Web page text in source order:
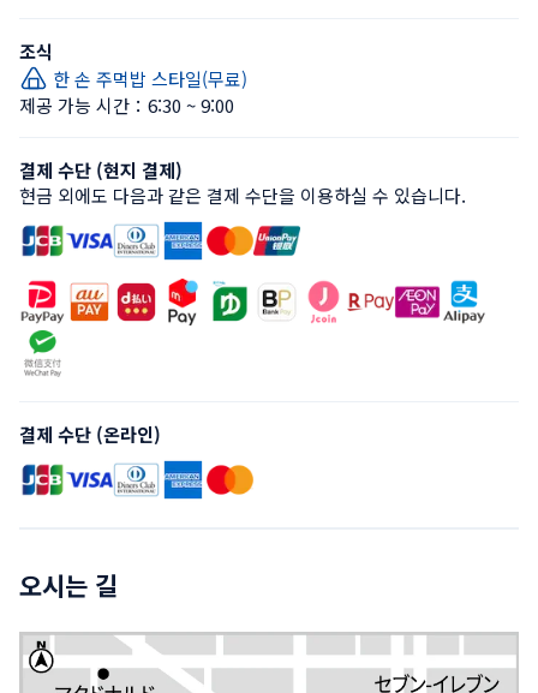
조식
한 손 주먹밥 스타일(무료)
제공 가능 시간：6:30 ~ 9:00
결제 수단 (현지 결제)
현금 외에도 다음과 같은 결제 수단을 이용하실 수 있습니다.
결제 수단 (온라인)
오시는 길